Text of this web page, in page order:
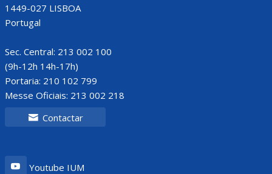
1449-027 LISBOA
Portugal
Sec. Central: 213 002 100
(9h-12h 14h-17h)
Portaria: 210 102 799
Messe Oficiais: 213 002 218
Contactar
Youtube IUM